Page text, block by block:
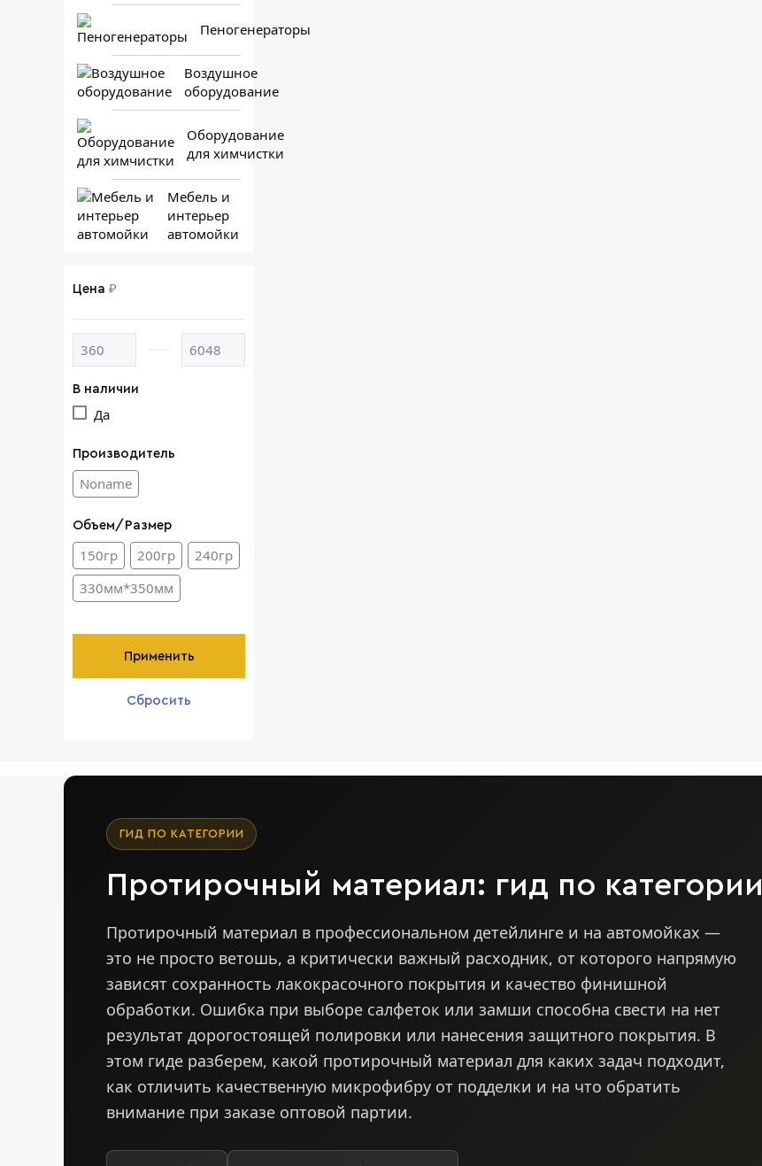
Пеногенераторы
Воздушное
оборудование
Оборудование
для химчистки
Мебель и
интерьер
автомойки
Цена ₽
В наличии
Да
Производитель
Noname
Объем/Размер
150гр 200гр
240гр
330мм*350мм
Применить
Сбросить
ГИД ПО КАТЕГОРИИ
Протирочный материал: гид по категории
Протирочный материал в профессиональном детейлинге и на автомойках —
это не просто ветошь, а критически важный расходник, от которого напрямую
зависят сохранность лакокрасочного покрытия и качество финишной
обработки. Ошибка при выборе салфеток или замши способна свести на нет
результат дорогостоящей полировки или нанесения защитного покрытия. В
этом гиде разберем, какой протирочный материал для каких задач подходит,
как отличить качественную микрофибру от подделки и на что обратить
внимание при заказе оптовой партии.